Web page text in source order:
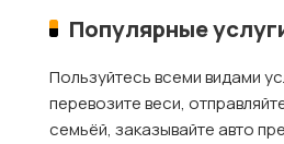
Популярные
Пользуйтесь всеми видами
перевозите веси,
семьёй, заказывайте авто